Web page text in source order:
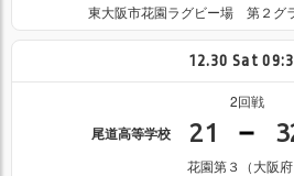
東大阪市花園ラグビー場 第２グ
12.30 Sat
2回戦
尾道高等学校 21
花園第３（大阪府